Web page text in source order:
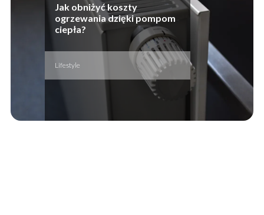
Jak obniżyć koszty
ogrzewania dzięki pompom
ciepła?
Lifestyle